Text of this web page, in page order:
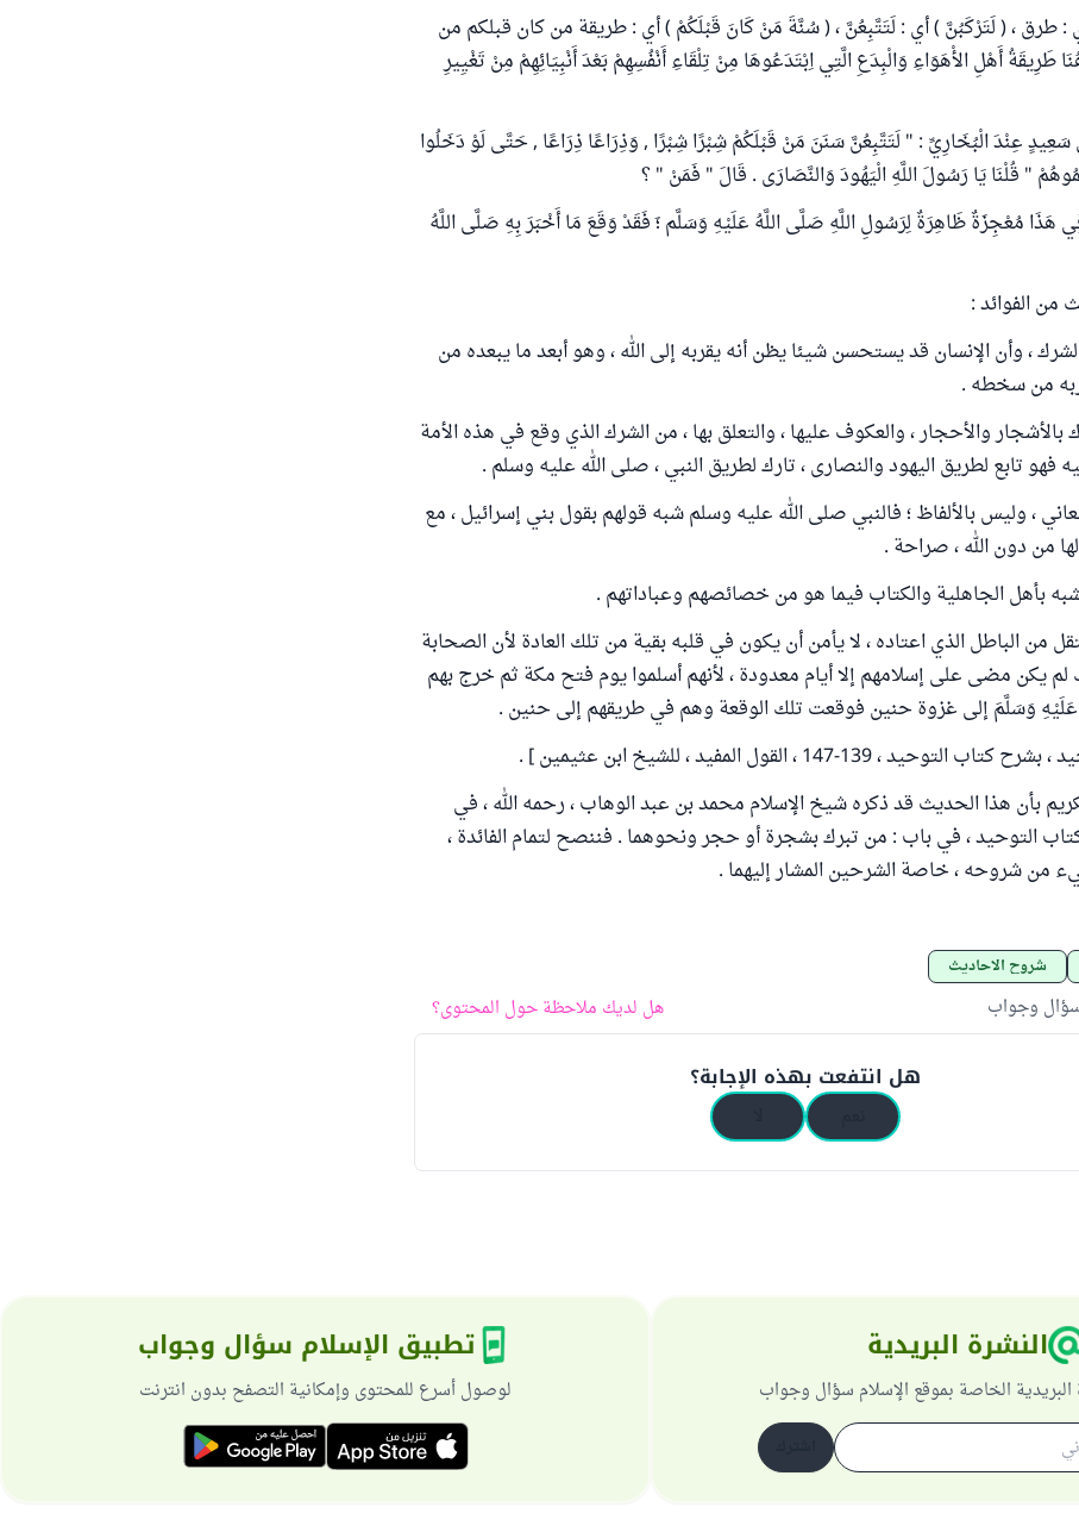
: طرق ، ( لَتَرْكَبُنَّ ) أي : لَتَتَّبِعُنَّ ، ( سُنَّةَ مَنْ كَانَ قَبْلَكُمْ ) أي : طريقة من كان قبلكم من
طَرِيقَةُ أَهْلِ الأْهَوَاءِ وَالْبِدَعِ الَّتِي اِبْتَدَعُوهَا مِنْ تِلْقَاءِ أَنْفُسِهِمْ بَعْدَ أَنْبِيَائِهِمْ مِنْ تَغْيِيرِ
عِنْدَ الْبُخَارِيِّ : " لَتَتَّبِعُنَّ سَنَنَ مَنْ قَبْلَكُمْ شِبْرًا شِبْرًا , وَذِرَاعًا ذِرَاعًا , حَتَّى لَوْ دَخَلُوا
" قُلْنَا يَا رَسُولَ اللَّهِ الْيَهُودَ وَالنَّصَارَى . قَالَ " فَمَنْ " ؟
هَذَا مُعْجِزَةٌ ظَاهِرَةٌ لِرَسُولِ اللَّهِ صَلَّى اللَّهُ عَلَيْهِ وَسَلَّم ؛َ فَقَدْ وَقَعَ مَا أَخْبَرَ بِهِ صَلَّى اللَّهُ
من الفوائد :
، وأن الإنسان قد يستحسن شيئا يظن أنه يقربه إلى الله ، وهو أبعد ما يبعده من
من سخطه .
بالأشجار والأحجار ، والعكوف عليها ، والتعلق بها ، من الشرك الذي وقع في هذه الأمة
فهو تابع لطريق اليهود والنصارى ، تارك لطريق النبي ، صلى الله عليه وسلم .
، وليس بالألفاظ ؛ فالنبي صلى الله عليه وسلم شبه قولهم بقول بني إسرائيل ، مع
من دون الله ، صراحة .
من الباطل الذي اعتاده ، لا يأمن أن يكون في قلبه بقية من تلك العادة لأن الصحابة
لم يكن مضى على إسلامهم إلا أيام معدودة ، لأنهم أسلموا يوم فتح مكة ثم خرج بهم
عَلَيْهِ وَسَلَّمَ إلى غزوة حنين فوقعت تلك الوقعة وهم في طريقهم إلى حنين .
، 139-147 ، القول المفيد ، للشيخ ابن عثيمين ] .
بأن هذا الحديث قد ذكره شيخ الإسلام محمد بن عبد الوهاب ، رحمه الله ، في
كتاب التوحيد ، في باب : من تبرك بشجرة أو حجر ونحوهما . فننصح لتمام الفائدة ،
من شروحه ، خاصة الشرحين المشار إليهما .
شروح الأحاديث
سؤال وجواب هل لديك ملاحظة حول المحتوى؟
هل انتفعت بهذه الإجابة؟
النشرة البريدية
الخاصة بموقع الإسلام سؤال وجواب
تطبيق الإسلام سؤال وجواب
لوصول أسرع للمحتوى وإمكانية التصفح بدون انترنت